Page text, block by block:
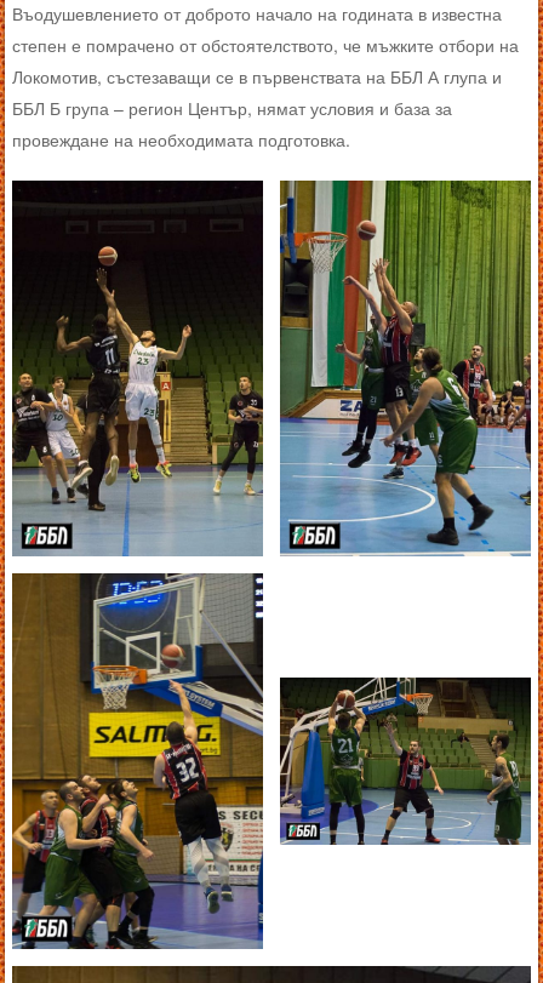
Въодушевлението от доброто начало на годината в известна
степен е помрачено от обстоятелството, че мъжките отбори на
Локомотив, състезаващи се в първенствата на ББЛ А глупа и
ББЛ Б група – регион Център, нямат условия и база за
провеждане на необходимата подготовка.